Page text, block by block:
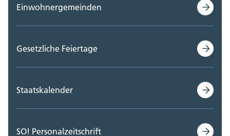
Einwohnergemeinden
Gesetzliche Feiertage
Staatskalender
SO! Personalzeitschrift